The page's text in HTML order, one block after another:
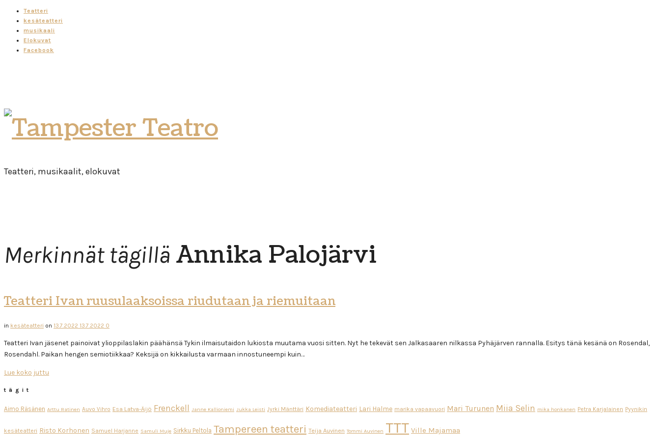
Teatteri
kesäteatteri
musikaali
Elokuvat
Facebook
Tampester
Teatro
Teatteri, musikaalit, elokuvat
Merkinnät tägillä Annika Palojärvi
Teatteri Ivan ruusulaaksoissa riudutaan ja riemuitaan
in kesäteatteri on 13.7.2022 13.7.2022 0
Teatteri Ivan jäsenet painoivat ylioppilaslakin päähänsä Tykin ilmaisutaidon lukiosta muutama vuosi sitten. Nyt he tekevät sen Jalkasaaren nilkassa Pyhäjärven rannalla. Esitys tänä kesänä on Rosendal,
Rosendahl. Paikan hengen semiotiikkaa? Keksijä on kikkailusta varmaan innostuneempi kuin…
Lue koko juttu
tägit
Aimo Räsänen Arttu Ratinen Auvo Vihro Esa Latva-Äijö Frenckell Janne Kallioniemi Jukka Leisti Jyrki Mänttäri Komediateatteri Lari Halme marika vapaavuori Mari Turunen Miia Selin mika honkanen Petra Karjalainen Pyynikin
kesäteatteri Risto Korhonen Samuel Harjanne Samuli Muje Sirkku Peltola Tampereen teatteri Teija Auvinen Tommi Auvinen TTT Ville Majamaa